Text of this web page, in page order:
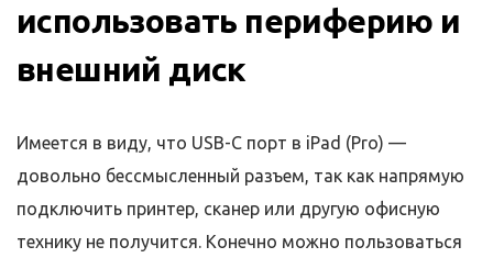
использовать периферию и
внешний диск
Имеется в виду, что USB-C порт в iPad (Pro) —
довольно бессмысленный разъем, так как напрямую
подключить принтер, сканер или другую офисную
технику не получится. Конечно можно пользоваться